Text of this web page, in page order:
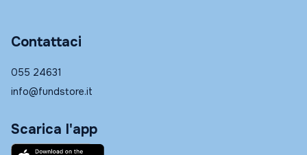
Contattaci
055 24631
info@fundstore.it
Scarica l'app